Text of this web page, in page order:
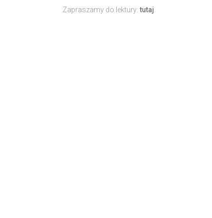
Zapraszamy do lektury:tutaj